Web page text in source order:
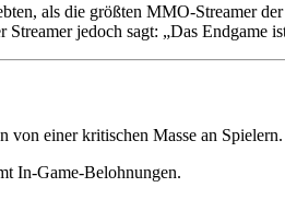
als die größten MMO-Streamer
jedoch sagt: „Das
von einer kritischen Masse an Spielern.
In-Game-Belohnungen.